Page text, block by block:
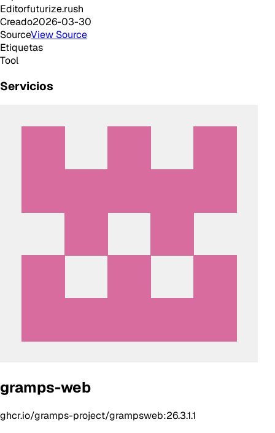
Editorfuturize.rush
Creado2026-03-30
SourceView Source
Etiquetas
Tool
Servicios
gramps-web
ghcr.io/gramps-project/grampsweb:26.3.1.1